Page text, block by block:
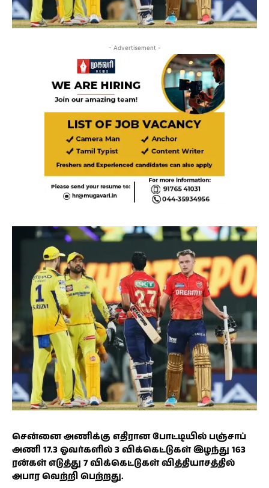
- Advertisement -
சென்னை அணிக்கு எதிரான போட்டியில் பஞ்சாப்
அணி 17.3 ஓவர்களில் 3 விக்கெட்டுகள் இழந்து 163
ரன்கள் எடுத்து 7 விக்கெட்டுகள் வித்தியாசத்தில்
அபார வெற்றி பெற்றது.